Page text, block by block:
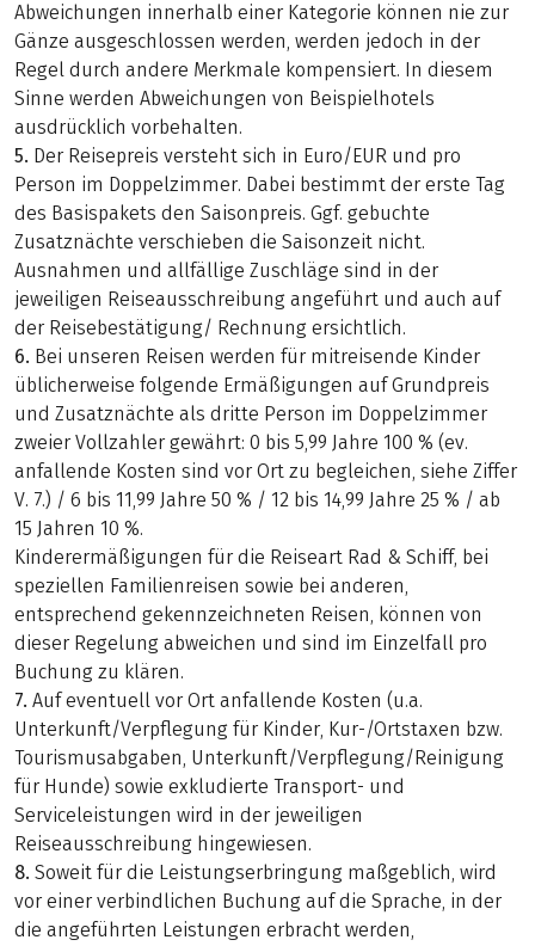
Abweichungen innerhalb einer Kategorie können nie zur
Gänze ausgeschlossen werden, werden jedoch in der
Regel durch andere Merkmale kompensiert. In diesem
Sinne werden Abweichungen von Beispielhotels
ausdrücklich vorbehalten.
5. Der Reisepreis versteht sich in Euro/EUR und pro
Person im Doppelzimmer. Dabei bestimmt der erste Tag
des Basispakets den Saisonpreis. Ggf. gebuchte
Zusatznächte verschieben die Saisonzeit nicht.
Ausnahmen und allfällige Zuschläge sind in der
jeweiligen Reiseausschreibung angeführt und auch auf
der Reisebestätigung/ Rechnung ersichtlich.
6. Bei unseren Reisen werden für mitreisende Kinder
üblicherweise folgende Ermäßigungen auf Grundpreis
und Zusatznächte als dritte Person im Doppelzimmer
zweier Vollzahler gewährt: 0 bis 5,99 Jahre 100 % (ev.
anfallende Kosten sind vor Ort zu begleichen, siehe Ziffer
V. 7.) / 6 bis 11,99 Jahre 50 % / 12 bis 14,99 Jahre 25 % / ab
15 Jahren 10 %.
Kinderermäßigungen für die Reiseart Rad & Schiff, bei
speziellen Familienreisen sowie bei anderen,
entsprechend gekennzeichneten Reisen, können von
dieser Regelung abweichen und sind im Einzelfall pro
Buchung zu klären.
7. Auf eventuell vor Ort anfallende Kosten (u.a.
Unterkunft/Verpflegung für Kinder, Kur-/Ortstaxen bzw.
Tourismusabgaben, Unterkunft/Verpflegung/Reinigung
für Hunde) sowie exkludierte Transport- und
Serviceleistungen wird in der jeweiligen
Reiseausschreibung hingewiesen.
8. Soweit für die Leistungserbringung maßgeblich, wird
vor einer verbindlichen Buchung auf die Sprache, in der
die angeführten Leistungen erbracht werden,